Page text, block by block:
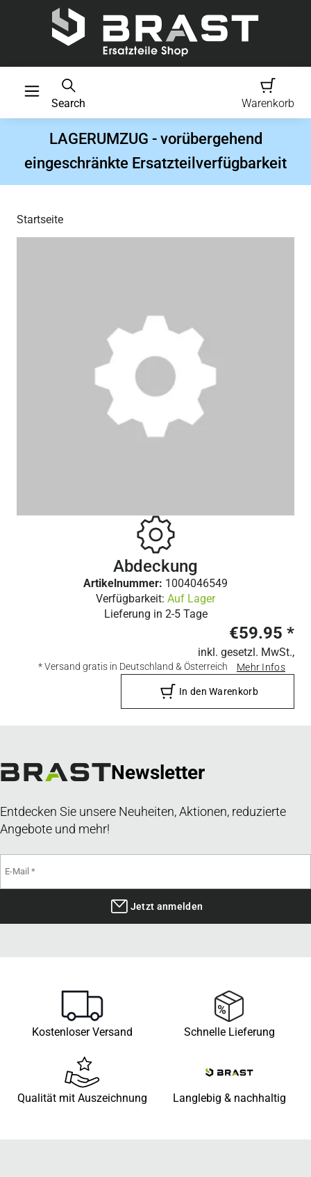
Search Warenkorb
LAGERUMZUG - vorübergehend
eingeschränkte Ersatzteilverfügbarkeit
Startseite
Abdeckung
Artikelnummer: 1004046549
Verfügbarkeit: Auf Lager
Lieferung in 2-5 Tage
€59.95 *
inkl. gesetzl. MwSt.,
* Versand gratis in Deutschland & Österreich Mehr Infos
In den Warenkorb
Newsletter
Entdecken Sie unsere Neuheiten, Aktionen, reduzierte
Angebote und mehr!
Jetzt anmelden
Kostenloser Versand Schnelle Lieferung
Qualität mit Auszeichnung Langlebig & nachhaltig